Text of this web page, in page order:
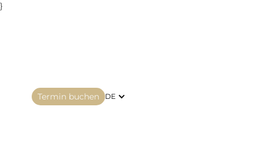
}
Termin buchen DE